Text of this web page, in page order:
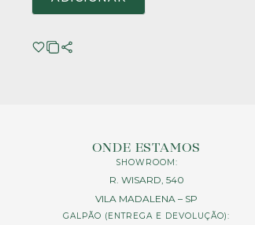
ONDE ESTAMOS
SHOWROOM:
R. WISARD, 540
VILA MADALENA – SP
GALPÃO (ENTREGA E DEVOLUÇÃO):